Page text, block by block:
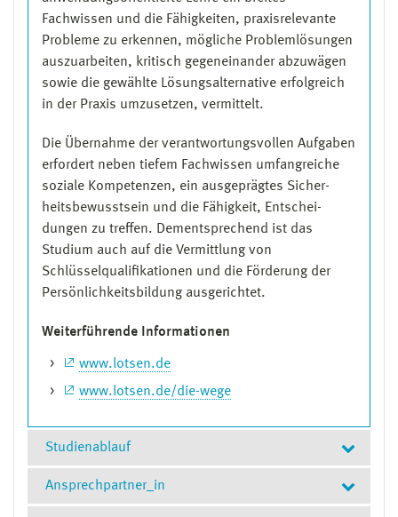
Fachwissen und die Fähig­keiten, praxisrelevante
Probleme zu erkennen, mögliche Pro­blem­lösungen
auszu­arbeiten, kritisch gegeneinander abzuwägen
sowie die gewählte Lösungs­alter­na­tive erfolgreich
in der Praxis umzusetzen, vermittelt.
Die Übernahme der verant­wortungsvollen Aufgaben
erfordert neben tiefem Fach­wissen umfangreiche
soziale Kompe­ten­zen, ein ausgeprägtes Sicher­
heits­bewusstsein und die Fähigkeit, Ent­schei­
dungen zu treffen. Dementsprechend ist das
Studium auch auf die Ver­mitt­lung von
Schlüsselqualifikationen und die Förderung der
Persönlichkeitsbildung ausge­richtet.
Weiterführende Informationen
www.lotsen.de
www.lotsen.de/die-wege
Studienablauf
Modulübersicht
Ansprechpartner_in